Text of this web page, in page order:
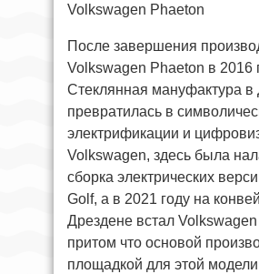
Volkswagen Phaeton
После завершения
Volkswagen Phaeton в 2016
Стеклянная мануфактура в
превратилась в
электрификации и
Volkswagen, здесь была
сборка электрических
Golf, а в 2021 году на
Дрездене встал Volkswagen
притом что основой
площадкой для этой